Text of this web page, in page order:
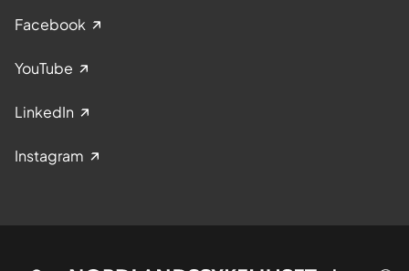
Facebook
YouTube
LinkedIn
Instagram